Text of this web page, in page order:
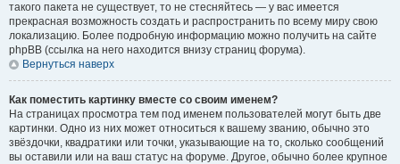
такого пакета не существует, то не стесняйтесь — у вас имеется
прекрасная возможность создать и распространить по всему миру свою
локализацию. Более подробную информацию можно получить на сайте
phpBB (ссылка на него находится внизу страниц форума).
Вернуться наверх
Как поместить картинку вместе со своим именем?
На страницах просмотра тем под именем пользователей могут быть две
картинки. Одно из них может относиться к вашему званию, обычно это
звёздочки, квадратики или точки, указывающие на то, сколько сообщений
вы оставили или на ваш статус на форуме. Другое, обычно более крупное